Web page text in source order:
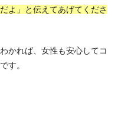
よ」と伝えてあげてくださ
かれば、女性も安心してコ
す。